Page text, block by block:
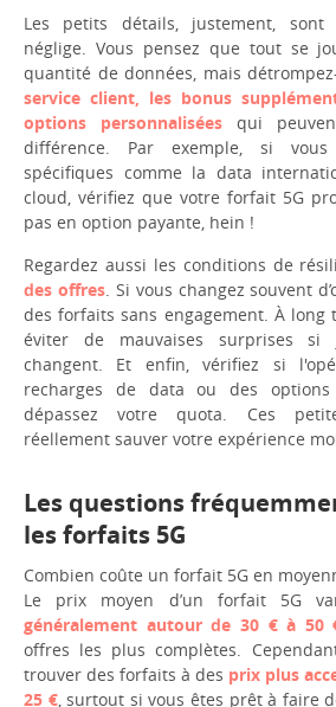
Les petits détails, justement, sont
néglige. Vous pensez que tout se
quantité de données, mais
service client, les bonus
options personnalisées qui
différence. Par exemple, si
spécifiques comme la data
cloud, vérifiez que votre forfait 5G
pas en option payante, hein !
Regardez aussi les conditions de
des offres. Si vous changez souvent
des forfaits sans engagement. À long
éviter de mauvaises surprises si
changent. Et enfin, vérifiez si
recharges de data ou des options
dépassez votre quota. Ces
réellement sauver votre expérience
Les questions
les forfaits 5G
Combien coûte un forfait 5G en
Le prix moyen d’un forfait 5G
généralement autour de 30 € à 50
offres les plus complètes.
trouver des forfaits à des prix plus
25 €, surtout si vous êtes prêt à faire